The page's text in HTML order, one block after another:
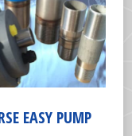
EASY PUMP